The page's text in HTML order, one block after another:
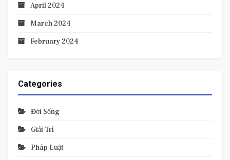
April 2024
March 2024
February 2024
Categories
Đời Sống
Giải Trí
Pháp Luật